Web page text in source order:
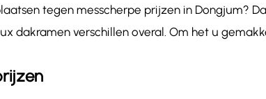
tegen messcherpe prijzen in Dongjum?
dakramen verschillen overal. Om het u